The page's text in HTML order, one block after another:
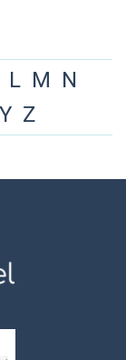
L M N
Y Z